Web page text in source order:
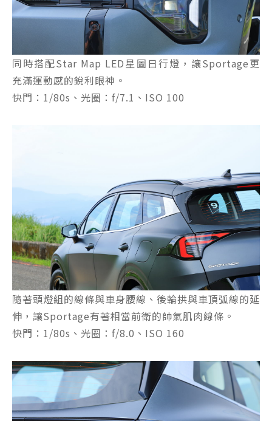
同時搭配Star Map LED星圖日行燈，讓Sportage更
充滿運動感的銳利眼神。
快門：1/80s、光圈：f/7.1、ISO 100
隨著頭燈組的線條與車身腰線、後輪拱與車頂弧線的延
伸，讓Sportage有著相當前衛的帥氣肌肉線條。
快門：1/80s、光圈：f/8.0、ISO 160